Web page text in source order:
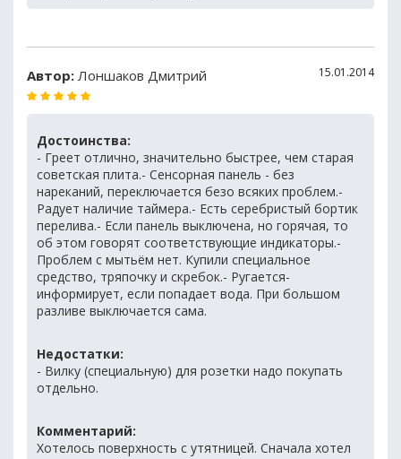
Автор: Лоншаков Дмитрий 15.01.2014
Достоинства:
- Греет отлично, значительно быстрее, чем старая
советская плита.- Сенсорная панель - без
нареканий, переключается безо всяких проблем.-
Радует наличие таймера.- Есть серебристый бортик
перелива.- Если панель выключена, но горячая, то
об этом говорят соответствующие индикаторы.-
Проблем с мытьём нет. Купили специальное
средство, тряпочку и скребок.- Ругается-
информирует, если попадает вода. При большом
разливе выключается сама.
Недостатки:
- Вилку (специальную) для розетки надо покупать
отдельно.
Комментарий:
Хотелось поверхность с утятницей. Сначала хотел